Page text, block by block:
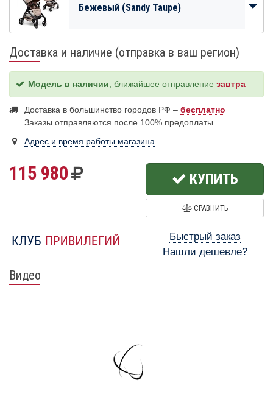
Бежевый (Sandy Taupe)
Доставка и наличие (отправка в ваш регион)
Модель в наличии , ближайшее отправление завтра
Доставка в большинство городов РФ – бесплатно
Заказы отправляются после 100% предоплаты
Адрес и время работы магазина
115 980 КУПИТЬ
СРАВНИТЬ
Быстрый заказ
Нашли дешевле?
Видео